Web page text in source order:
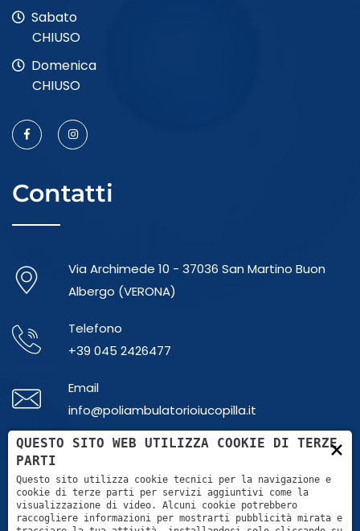
Sabato
CHIUSO
Domenica
CHIUSO
Contatti
Via Archimede 10 - 37036 San Martino Buon
Albergo (VERONA)
Telefono
+39 045 2426477
Email
info@poliambulatorioiucopilla.it
Whatsapp
×
QUESTO SITO WEB UTILIZZA COOKIE DI TERZE
PARTI
Questo sito utilizza cookie tecnici per la navigazione e
cookie di terze parti per servizi aggiuntivi come la
visualizzazione di video. Alcuni cookie potrebbero
raccogliere informazioni per mostrarti pubblicità mirata e